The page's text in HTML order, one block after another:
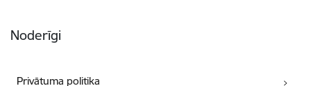
Noderīgi
Privātuma politika